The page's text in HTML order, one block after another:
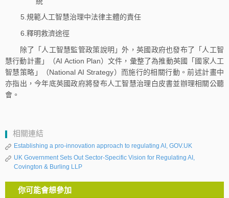
5.規範人工智慧治理中法律主體的責任
6.釋明救濟途徑
除了「人工智慧監管政策說明」外，英國政府也發布了「人工智
慧行動計畫」（AI Action Plan）文件，彙整了為推動英國「國家人工
智慧策略」（National AI Strategy）而施行的相關行動。前述計畫中
亦指出，今年底英國政府將發布人工智慧治理白皮書並辦理相關公聽
會。
相關連結
Establishing a pro-innovation approach to regulating AI, GOV.UK
UK Government Sets Out Sector-Specific Vision for Regulating AI,
Covington & Burling LLP
你可能會想參加